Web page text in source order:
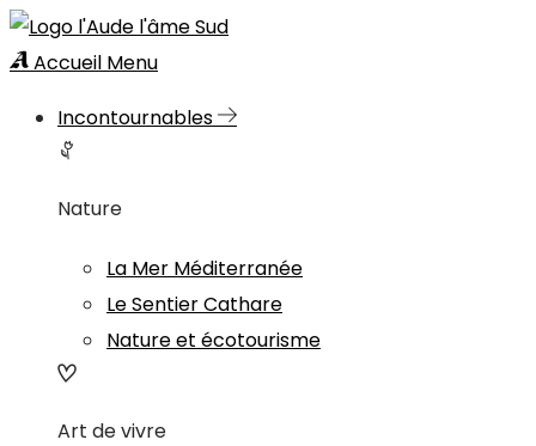
Accueil Menu
Incontournables
Nature
La Mer Méditerranée
Le Sentier Cathare
Nature et écotourisme
Art de vivre